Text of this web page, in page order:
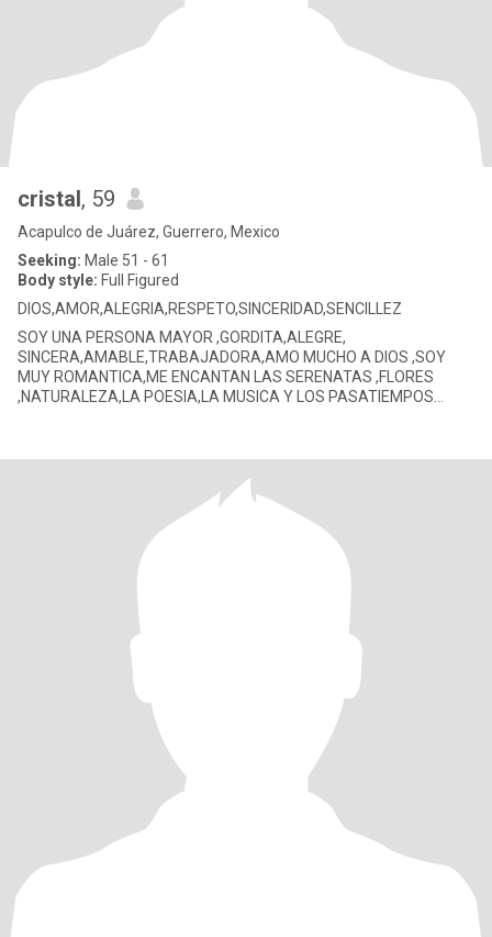
cristal, 59
Acapulco de Juárez, Guerrero, Mexico
Seeking: Male 51 - 61
Body style: Full Figured
DIOS,AMOR,ALEGRIA,RESPETO,SINCERIDAD,SENCILLEZ
SOY UNA PERSONA MAYOR ,GORDITA,ALEGRE,
SINCERA,AMABLE,TRABAJADORA,AMO MUCHO A DIOS ,SOY
MUY ROMANTICA,ME ENCANTAN LAS SERENATAS ,FLORES
,NATURALEZA,LA POESIA,LA MUSICA Y LOS PASATIEMPOS